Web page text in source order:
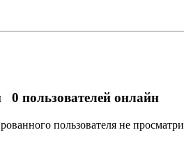
0 пользователей онлайн
пользователя не